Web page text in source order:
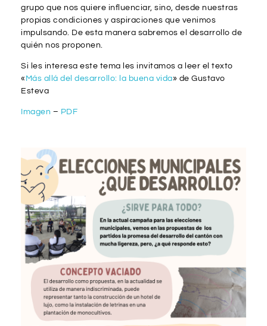
grupo que nos quiere influenciar, sino, desde nuestras
propias condiciones y aspiraciones que venimos
impulsando. De esta manera sabremos el desarrollo de
quién nos proponen.
Si les interesa este tema les invitamos a leer el texto
« Más allá del desarrollo: la buena vida» de Gustavo
Esteva
Imagen – PDF